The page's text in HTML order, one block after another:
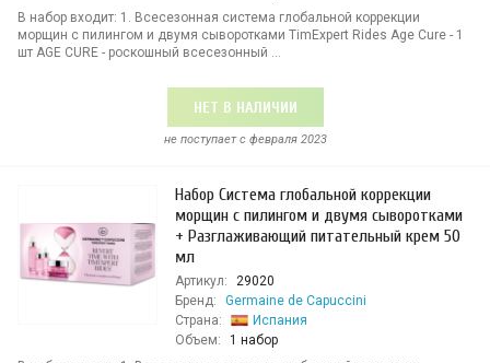
В набор входит: 1. Всесезонная система глобальной коррекции
морщин с пилингом и двумя сыворотками TimExpert Rides Age Cure - 1
шт AGE CURE - роскошный всесезонный ...
НЕТ В НАЛИЧИИ
не поступает c февраля 2023
Набор Система глобальной коррекции
морщин с пилингом и двумя сыворотками
+ Разглаживающий питательный крем 50
мл
Артикул:
29020
Бренд:
Germaine de Capuccini
Страна:
Испания
Объем:
1 набор